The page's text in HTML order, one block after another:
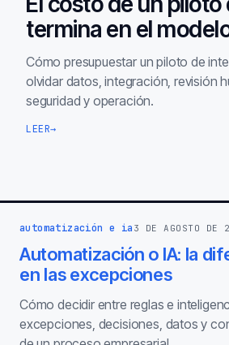
termina en el
Cómo presupuestar un piloto de
olvidar datos, integración, revisión
seguridad y operación.
LEER→
automatización e ia 3 DE AGOSTO DE
Automatización o IA: la
en las excepciones
Cómo decidir entre reglas e
excepciones, decisiones, datos y